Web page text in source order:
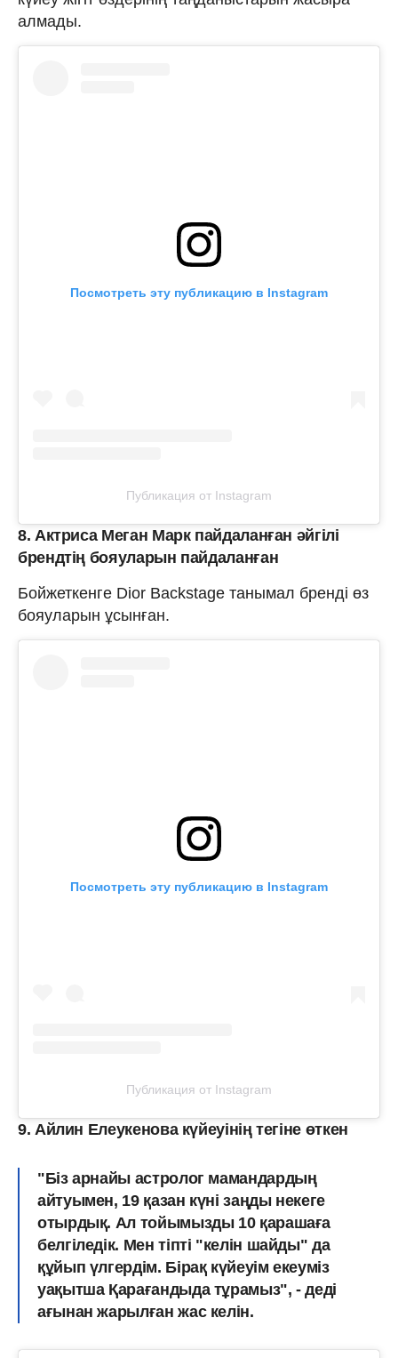
алмады.
Посмотреть эту публикацию в Instagram
Публикация от Instagram
8. Актриса Меган Марк пайдаланған әйгілі
брендтің бояуларын пайдаланған
Бойжеткенге Dior Backstage танымал бренді өз
бояуларын ұсынған.
Посмотреть эту публикацию в Instagram
Публикация от Instagram
9. Айлин Елеукенова күйеуінің тегіне өткен
"Біз арнайы астролог мамандардың
айтуымен, 19 қазан күні заңды некеге
отырдық. Ал тойымызды 10 қарашаға
белгіледік. Мен тіпті "келін шайды" да
құйып үлгердім. Бірақ күйеуім екеуміз
уақытша Қарағандыда тұрамыз", - деді
ағынан жарылған жас келін.